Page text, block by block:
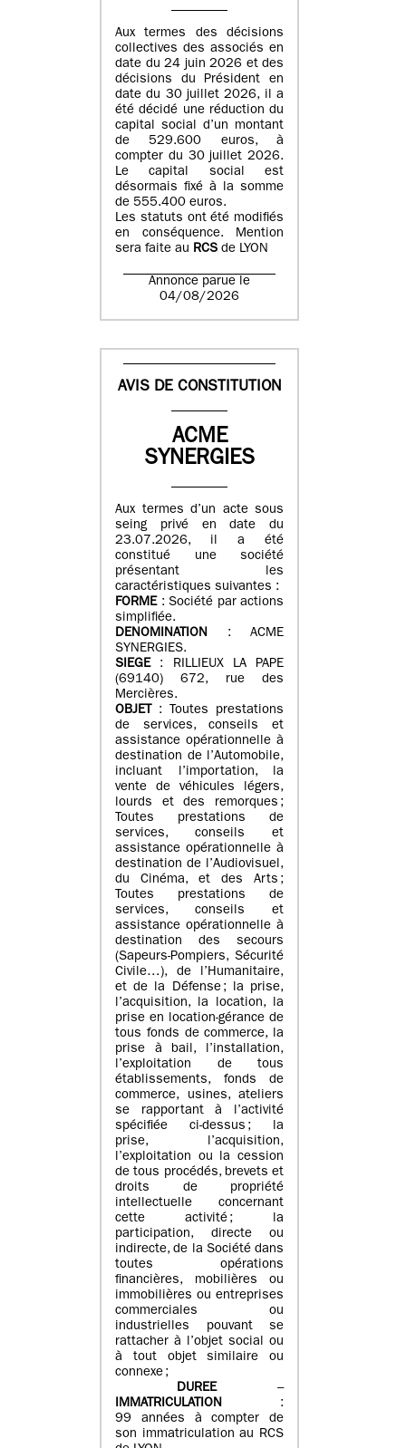
Aux termes des décisions
collectives des associés en
date du 24 juin 2026 et des
décisions du Président en
date du 30 juillet 2026, il a
été décidé une réduction du
capital social d’un montant
de 529.600 euros, à
compter du 30 juillet 2026.
Le capital social est
désormais fixé à la somme
de 555.400 euros.
Les statuts ont été modifiés
en conséquence. Mention
sera faite au RCS de LYON
Annonce parue le
04/08/2026
AVIS DE CONSTITUTION
ACME
SYNERGIES
Aux termes d’un acte sous
seing privé en date du
23.07.2026, il a été
constitué une société
présentant les
caractéristiques suivantes :
FORME: Société par actions
simplifiée.
DENOMINATION : ACME
SYNERGIES.
SIEGE: RILLIEUX LA PAPE
(69140) 672, rue des
Mercières.
OBJET
: Toutes prestations
de services, conseils et
assistance opérationnelle à
destination de l’Automobile,
incluant l’importation, la
vente de véhicules légers,
lourds et des remorques ;
Toutes prestations de
services, conseils et
assistance opérationnelle à
destination de l’Audiovisuel,
du Cinéma, et des Arts ;
Toutes prestations de
services, conseils et
assistance opérationnelle à
destination des secours
(Sapeurs-Pompiers, Sécurité
Civile…), de l’Humanitaire,
et de la Défense ; la prise,
l’acquisition, la location, la
prise en location-gérance de
tous fonds de commerce, la
prise à bail, l’installation,
l’exploitation de tous
établissements, fonds de
commerce, usines, ateliers
se rapportant à l’activité
spécifiée ci-dessus ; la
prise, l’acquisition,
l’exploitation ou la cession
de tous procédés, brevets et
droits de propriété
intellectuelle concernant
cette activité ; la
participation, directe ou
indirecte, de la Société dans
toutes opérations
financières, mobilières ou
immobilières ou entreprises
commerciales ou
industrielles pouvant se
rattacher à l’objet social ou
à tout objet similaire ou
connexe ;
DUREE–
IMMATRICULATION :
99 années à compter de
son immatriculation au RCS